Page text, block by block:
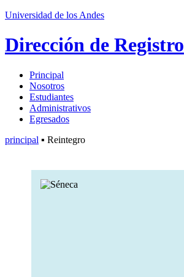
Universidad de los Andes
Dirección de Registro
Principal
Nosotros
Estudiantes
Administrativos
Egresados
principal ▪ Reintegro